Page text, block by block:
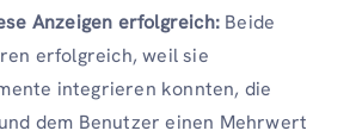
Anzeigen erfolgreich: Beide
erfolgreich, weil sie
integrieren konnten, die
dem Benutzer einen Mehrwert